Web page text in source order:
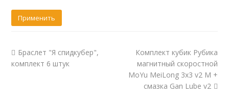
Браслет "Я спидкубер",
комплект 6 штук
Комплект кубик Рубика
магнитный скоростной
MoYu MeiLong 3x3 v2 M +
смазка Gan Lube v2